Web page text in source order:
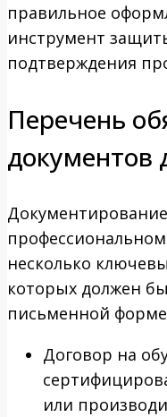
правильное
инструмент
подтверждения
Перечень
документов
несколько
которых должен
письменной
Договор на
или